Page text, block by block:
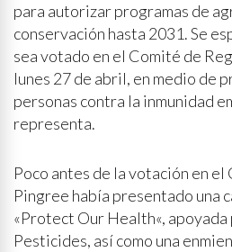
para autorizar programas de
conservación hasta 2031. Se
sea votado en el Comité de
lunes 27 de abril, en medio de
personas contra la inmunidad
representa.
Poco antes de la votación en
Pingree había presentado una
«Protect Our Health«,
Pesticides, así como una